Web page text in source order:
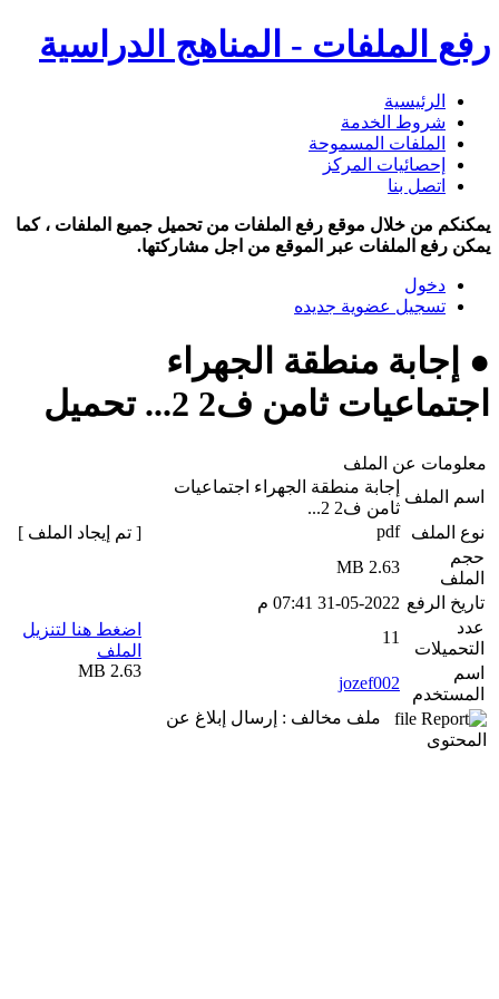
رفع الملفات - المناهج الدراسية
الرئيسية
شروط الخدمة
الملفات المسموحة
إحصائيات المركز
اتصل بنا
يمكنكم من خلال موقع رفع الملفات من تحميل جميع الملفات ، كما
يمكن رفع الملفات عبر الموقع من اجل مشاركتها.
دخول
تسجيل عضوية جديده
● إجابة منطقة الجهراء
اجتماعيات ثامن ف2 2... تحميل
معلومات عن الملف
اسم الملف
إجابة منطقة الجهراء اجتماعيات
ثامن ف2 2...
نوع الملف
pdf
حجم
الملف
2.63 MB
تاريخ الرفع 31-05-2022 07:41 م
عدد
التحميلات
11
اسم
المستخدم
jozef002
ملف مخالف : إرسال إبلاغ عن
المحتوى
[ تم إيجاد الملف ]
اضغط هنا لتنزيل
الملف
2.63 MB